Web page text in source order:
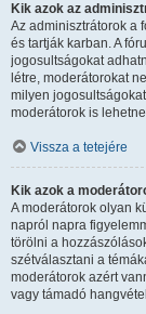
Kik azok az
Az adminisztrátorok a
és tartják karban. A
jogosultságokat
létre, moderátorokat
milyen
moderátorok is
Vissza a tetejére
Kik azok a
A moderátorok olyan
napról napra
törölni a
szétválasztani a
moderátorok azért
vagy támadó